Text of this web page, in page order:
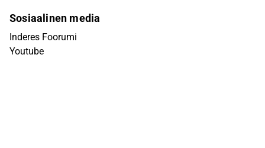
Sosiaalinen media
Inderes Foorumi
Youtube